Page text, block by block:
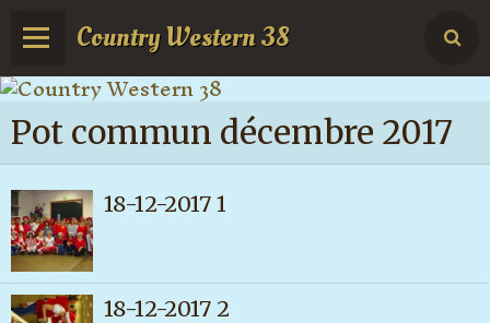
Country Western 38
Page d'accueil
Agenda
Livre d'or
Blog
Album photos
Pot commun décembre 2017
18-12-2017 1
18-12-2017 2